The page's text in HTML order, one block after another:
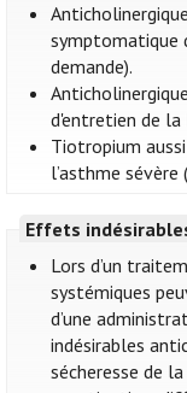
symptomatique
demande).
d'entretien de la
Tiotropium
l’asthme sévère
Effets
Lors d’un
systémiques
d’une
indésirables
sécheresse de